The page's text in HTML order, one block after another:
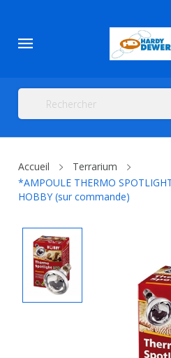
Accueil
Terrarium
*AMPOULE THERMO
HOBBY (sur commande)